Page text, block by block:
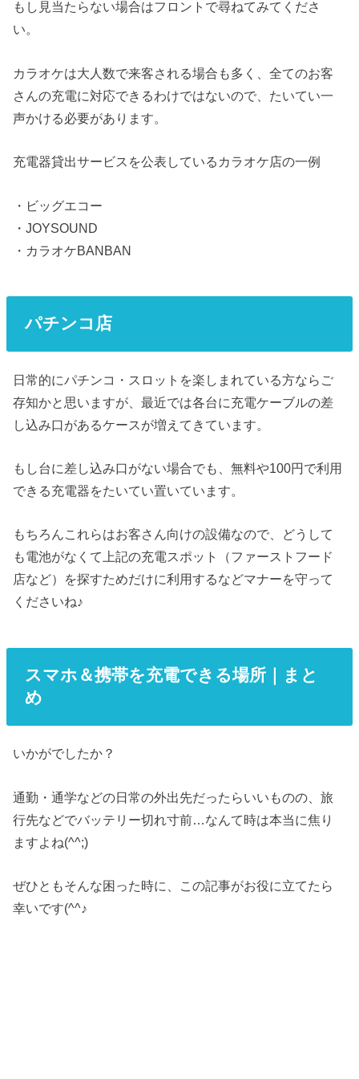
もし見当たらない場合はフロントで尋ねてみてくださ
い。
カラオケは大人数で来客される場合も多く、全てのお客
さんの充電に対応できるわけではないので、たいてい一
声かける必要があります。
充電器貸出サービスを公表しているカラオケ店の一例
・ビッグエコー
・JOYSOUND
・カラオケBANBAN
パチンコ店
日常的にパチンコ・スロットを楽しまれている方ならご
存知かと思いますが、最近では各台に充電ケーブルの差
し込み口があるケースが増えてきています。
もし台に差し込み口がない場合でも、無料や100円で利用
できる充電器をたいてい置いています。
もちろんこれらはお客さん向けの設備なので、どうして
も電池がなくて上記の充電スポット（ファーストフード
店など）を探すためだけに利用するなどマナーを守って
くださいね♪
スマホ＆携帯を充電できる場所｜まと
め
いかがでしたか？
通勤・通学などの日常の外出先だったらいいものの、旅
行先などでバッテリー切れ寸前…なんて時は本当に焦り
ますよね(^^;)
ぜひともそんな困った時に、この記事がお役に立てたら
幸いです(^^♪